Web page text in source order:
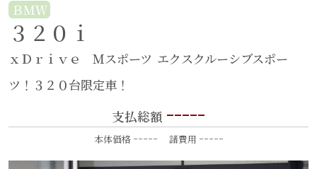
ＢＭＷ
３２０ｉ
ｘＤｒｉｖｅ Ｍスポーツ エクスクルーシブスポー
ツ！３２０台限定車！
支払総額 -----
本体価格 ----- 諸費用 -----